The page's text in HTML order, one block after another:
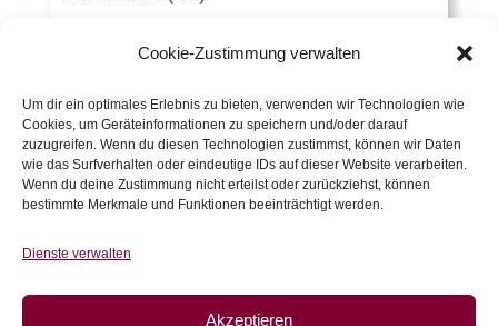
Cookie-Zustimmung verwalten
Um dir ein optimales Erlebnis zu bieten, verwenden wir Technologien wie
Cookies, um Geräteinformationen zu speichern und/oder darauf
zuzugreifen. Wenn du diesen Technologien zustimmst, können wir Daten
wie das Surfverhalten oder eindeutige IDs auf dieser Website verarbeiten.
Wenn du deine Zustimmung nicht erteilst oder zurückziehst, können
bestimmte Merkmale und Funktionen beeinträchtigt werden.
Dienste verwalten
Akzeptieren
Webware
(263)
Schnürlsamt (5)
Herbst-Winterstoffe (21)